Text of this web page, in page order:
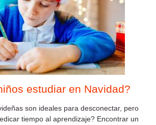
estudiar en Navidad?
son ideales para desconectar, pero
tiempo al aprendizaje? Encontrar un